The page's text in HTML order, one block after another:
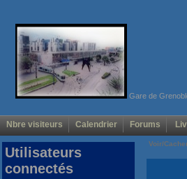
Gare de
Nbre visiteurs Calendrier Forums
Voir/
Utilisateurs
connectés